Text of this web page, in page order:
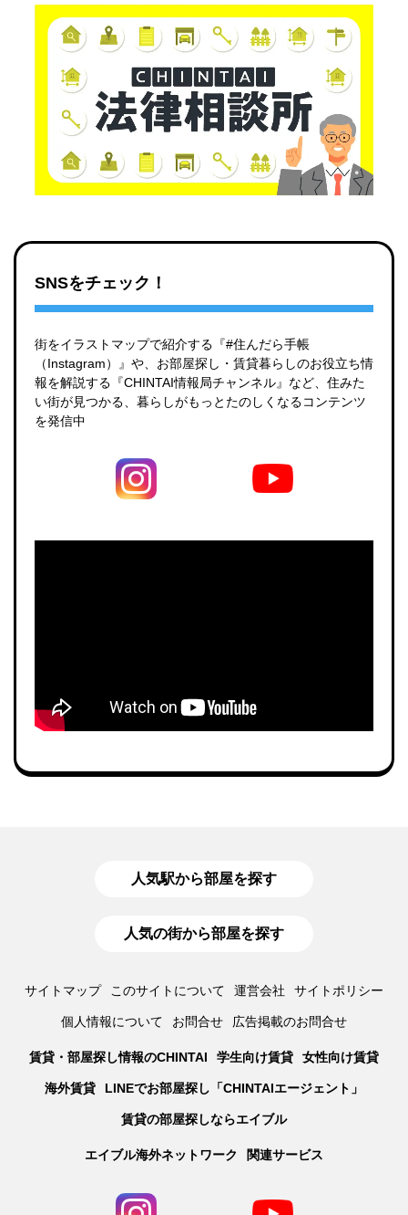
SNSをチェック！
街をイラストマップで紹介する『#住んだら手帳
（Instagram）』や、お部屋探し・賃貸暮らしのお役立ち情
報を解説する『CHINTAI情報局チャンネル』など、住みた
い街が見つかる、暮らしがもっとたのしくなるコンテンツ
を発信中
人気駅から部屋を探す
人気の街から部屋を探す
サイトマップ このサイトについて 運営会社 サイトポリシー
個人情報について お問合せ 広告掲載のお問合せ
賃貸・部屋探し情報のCHINTAI 学生向け賃貸 女性向け賃貸
海外賃貸 LINEでお部屋探し「CHINTAIエージェント」
賃貸の部屋探しならエイブル
エイブル海外ネットワーク 関連サービス